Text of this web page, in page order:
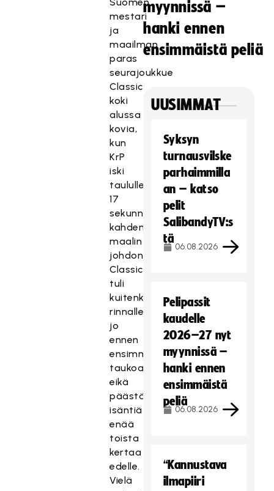
mestari
ja
maailman
paras
seurajoukkue
Classic
koki
alussa
kovia,
kun
KrP
iski
taululle
17
sekunnissa
kahden
maalin
johdon.
Classic
tuli
kuitenkin
rinnalle
jo
ennen
ensimmäistä
taukoa
eikä
päästänyt
isäntiä
enää
toista
kertaa
edelle.
Vielä
myynnissä –
hanki ennen
ensimmäistä peliä
UUSIMMAT
Syksyn
turnausvilske
parhaimmilla
an – katso
pelit
SalibandyTV:s
tä
06.08.2026
Pelipassit
kaudelle
2026–27 nyt
myynnissä –
hanki ennen
ensimmäistä
peliä
06.08.2026
“Kannustava
ilmapiiri